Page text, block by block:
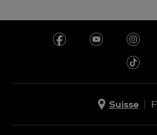
Suisse